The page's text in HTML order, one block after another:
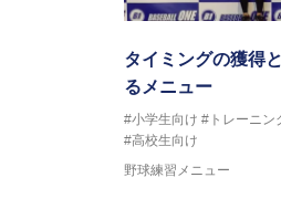
タイミングの獲得
るメニュー
#小学生向け #トレーニン
#高校生向け
野球練習メニュー